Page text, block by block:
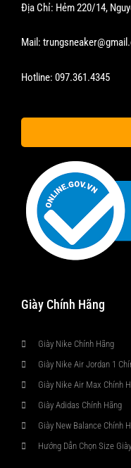
Địa Chỉ: Hẻm 220/14,
Mail:
Hotline: 097.361.4345
Giày Chính Hãng
Giày Nike Chính Hãng
Giày Nike Air Jordan 1
Giày Nike Air Max Chính
Giày Adidas Chính Hãng
Giày New Balance Chính
Hướng Dẫn Chọn Size Giày